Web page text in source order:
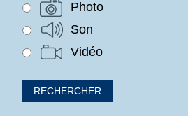
Photo
Son
Vidéo